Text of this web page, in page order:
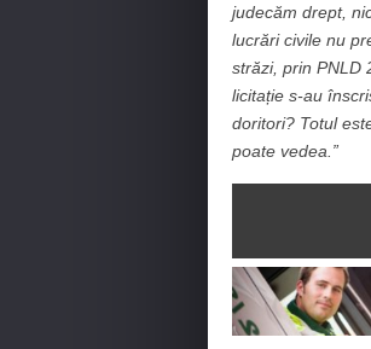
judecăm drept,
lucrări civile nu
străzi, prin PNLD
licitație s-au
doritori? Totul
poate vedea.”